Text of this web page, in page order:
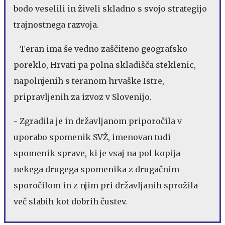
bodo veselili in živeli skladno s svojo strategijo
trajnostnega razvoja.
- Teran ima še vedno zaščiteno geografsko
poreklo, Hrvati pa polna skladišča steklenic,
napolnjenih s teranom hrvaške Istre,
pripravljenih za izvoz v Slovenijo.
- Zgradila je in državljanom priporočila v
uporabo spomenik SVŽ, imenovan tudi
spomenik sprave, ki je vsaj na pol kopija
nekega drugega spomenika z drugačnim
sporočilom in z njim pri državljanih sprožila
več slabih kot dobrih čustev.